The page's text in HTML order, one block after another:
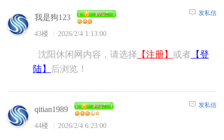
我是狗123
43楼 2026/2/4 1:13:00
发私信
沈阳休闲网内容，请选择 【注册】 或者 【登
陆】
后浏览！
qitian1989
44楼 2026/2/4 6:23:00
发私信